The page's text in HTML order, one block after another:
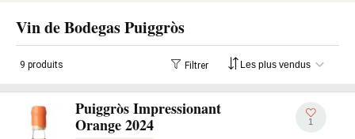
Vin de Bodegas Puiggròs
9 produits Filtrer
Puiggròs Impressionant
Orange 2024
1